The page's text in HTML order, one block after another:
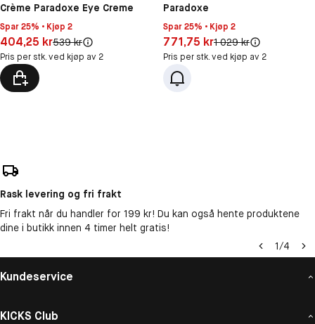
Crème Paradoxe Eye Creme
Spar 25% • Kjøp 2
Pris: 404,25 kr
404,25 krOriginal pris:
539 kr
Pris per stk. ved kjøp av 2
Paradoxe
Spar 25% • Kjøp 2
Pris: 771,75 kr
771,75 krOriginal pris:
1 029 kr
Pris per stk. ved kjøp av 2
Rask levering og fri frakt
Fri frakt når du handler for 199 kr! Du kan også hente produktene
dine i butikk innen 4 timer helt gratis!
1/4
Kundeservice
KICKS Club